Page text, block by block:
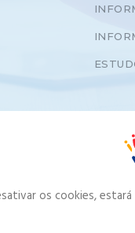
os cookies,